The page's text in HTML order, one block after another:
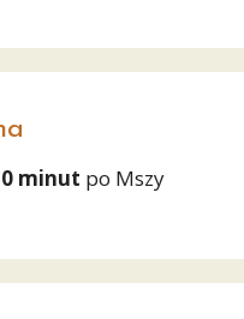
minut po Mszy